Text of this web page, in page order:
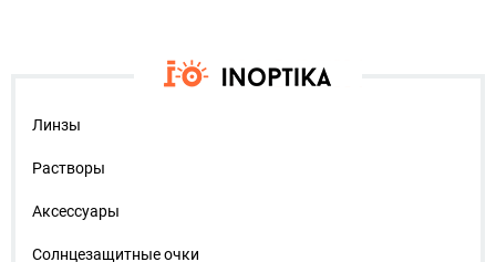
Линзы
Растворы
Аксессуары
Солнцезащитные очки